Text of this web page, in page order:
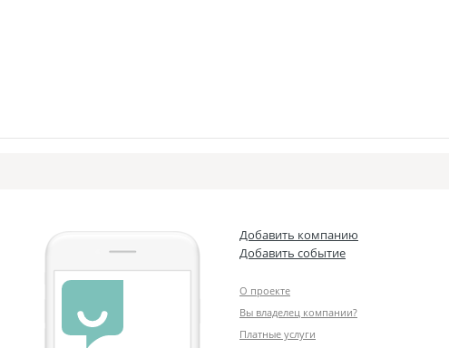
Добавить компанию
Добавить событие
О проекте
Вы владелец компании?
Платные услуги